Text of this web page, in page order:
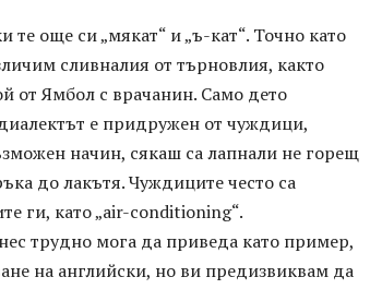
още си „мякат“ и „ъ-кат“. Точно като
сливналия от търновлия, както
от Ямбол с врачанин. Само дето
е придружен от чуждици,
начин, сякаш са лапнали не горещ
до лакътя. Чуждиците често са
ги, като „air-conditioning“.
трудно мога да приведа като пример,
на английски, но ви предизвиквам да